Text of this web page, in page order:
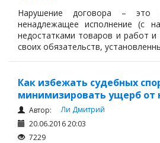
Нарушение договора – это
ненадлежащее исполнение (с
недостатками товаров и работ и
своих обязательств,
Как избежать судебных
минимизировать ущерб от
Автор:
Ли Дмитрий
20.06.2016 20:03
7229